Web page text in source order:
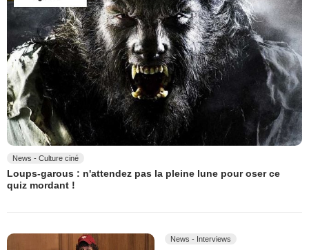
News - Culture ciné
Loups-garous : n'attendez pas la pleine lune pour oser ce
quiz mordant !
News - Interviews